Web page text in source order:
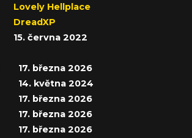
Lovely Hellplace
DreadXP
15. června 2022
17. března 2026
14. května 2024
17. března 2026
17. března 2026
17. března 2026